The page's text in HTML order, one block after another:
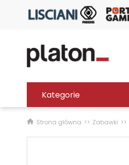
Kategorie
Strona główna Zabawki